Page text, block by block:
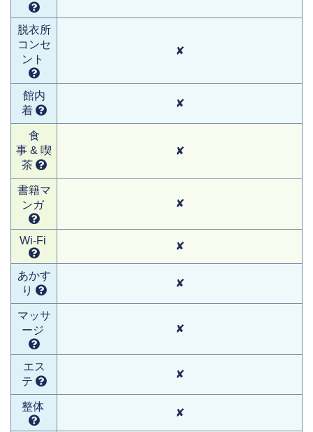
脱衣所
コンセ
ント
✘
館内
着
✘
食
事 & 喫
茶
✘
書籍マ
ンガ
✘
Wi-Fi ✘
あかす
り
✘
マッサ
ージ
✘
エス
テ
✘
整体
✘